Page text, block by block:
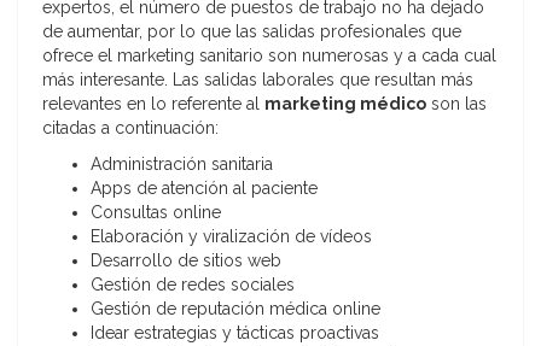
expertos, el número de puestos de trabajo no ha dejado
de aumentar, por lo que las salidas profesionales que
ofrece el marketing sanitario son numerosas y a cada cual
más interesante. Las salidas laborales que resultan más
relevantes en lo referente al marketing médico son las
citadas a continuación:
Administración sanitaria
Apps de atención al paciente
Consultas online
Elaboración y viralización de vídeos
Desarrollo de sitios web
Gestión de redes sociales
Gestión de reputación médica online
Idear estrategias y tácticas proactivas